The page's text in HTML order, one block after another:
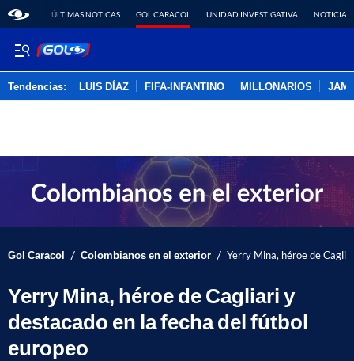
ÚLTIMAS NOTICAS GOL CARACOL UNIDAD INVESTIGATIVA NOTICIAS
Tendencias: LUIS DÍAZ FIFA-INFANTINO MILLONARIOS
Gol Caracol / Colombianos en el exterior / Yerry Mina, héroe de
Yerry Mina, héroe de Cagliari y
destacado en la fecha del fútbol
europeo